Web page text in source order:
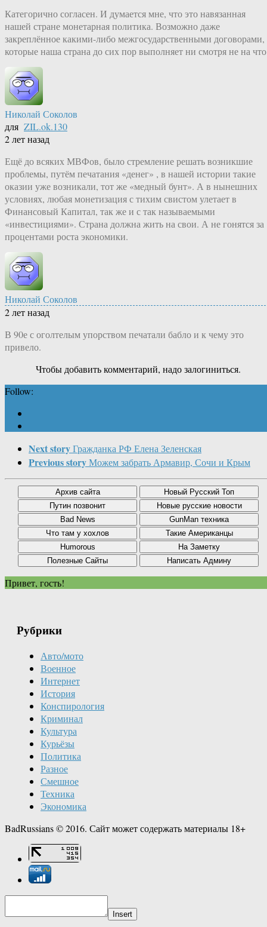
Категорично согласен. И думается мне, что это навязанная
нашей стране монетарная политика. Возможно даже
закреплённое какими-либо межгосударственными договорами,
которые наша страна до сих пор выполняет ни смотря не на
Николай Соколов
для ZIL.ok.130
2 лет назад
Ещё до всяких МВФов, было стремление решать возникшие
проблемы, путём печатания «денег» , в нашей истории такие
оказии уже возникали, тот же «медный бунт». А в нынешних
условиях, любая монетизация с тихим свистом улетает в
Финансовый Капитал, так же и с так называемыми
«инвестициями». Страна должна жить на свои. А не гонятся за
процентами роста экономики.
Николай Соколов
2 лет назад
В 90е с оголтелым упорством печатали бабло и к чему это
привело.
Чтобы добавить комментарий, надо залогиниться.
Follow:
Next storyГражданка РФ Елена Зеленская
Previous storyМожем забрать Армавир, Сочи и Крым
Привет, гость!
Рубрики
Авто/мото
Военное
Интернет
История
Конспирология
Криминал
Культура
Курьёзы
Политика
Разное
Смешное
Техника
Экономика
BadRussians © 2016. Сайт может содержать материалы 18+
Insert